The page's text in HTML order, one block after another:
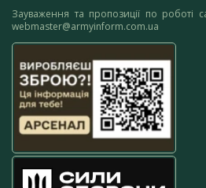
Зауваження та пропозиції по роботі
webmaster@armyinform.com.ua